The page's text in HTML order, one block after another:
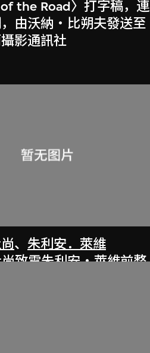
of the Road〉打字稿，連
，由沃納‧比朔夫發送至
影通訊社
、朱利安．萊維
致電朱利安‧萊維前整